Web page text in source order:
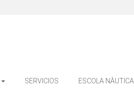
SERVICIOS ESCOLA NÀUTICA